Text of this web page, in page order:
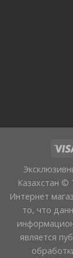
Казахстан ©
Интернет
то, что
является